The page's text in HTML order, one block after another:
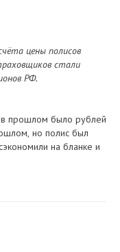
цены полисов
стали
РФ.
прошлом было рублей
но полис был
на бланке и